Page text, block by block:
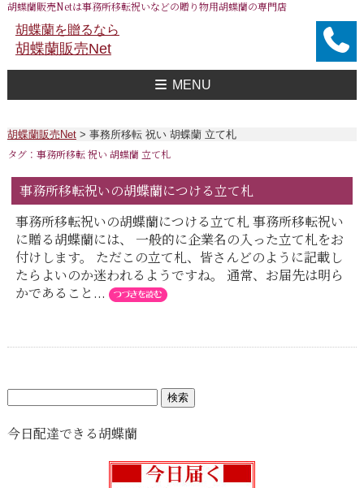
胡蝶蘭販売Netは事務所移転祝いなどの贈り物用胡蝶蘭の専門店
胡蝶蘭を贈るなら
胡蝶蘭販売Net
MENU
胡蝶蘭販売Net> 事務所移転 祝い 胡蝶蘭 立て札
タグ：事務所移転 祝い 胡蝶蘭 立て札
事務所移転祝いの胡蝶蘭につける立て札
事務所移転祝いの胡蝶蘭につける立て札 事務所移転祝い
に贈る胡蝶蘭には、 一般的に企業名の入った立て札をお
付けします。 ただこの立て札、皆さんどのように記載し
たらよいのか迷われるようですね。 通常、お届先は明ら
かであること...
今日配達できる胡蝶蘭